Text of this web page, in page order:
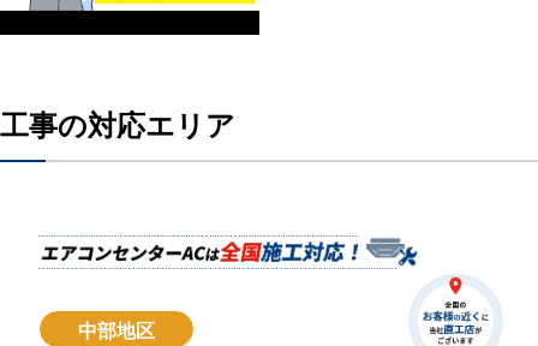
工事の対応エリア
中部地区